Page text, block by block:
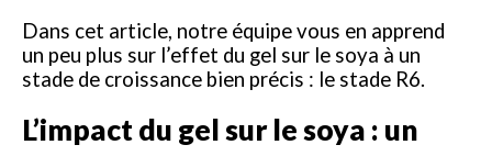
Dans cet article, notre équipe vous en apprend
un peu plus sur l’effet du gel sur le soya à un
stade de croissance bien précis : le stade R6.
L’impact du gel sur le soya : un